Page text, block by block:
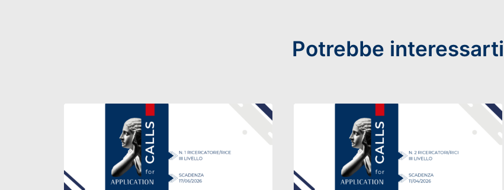
Potrebbe interessarti